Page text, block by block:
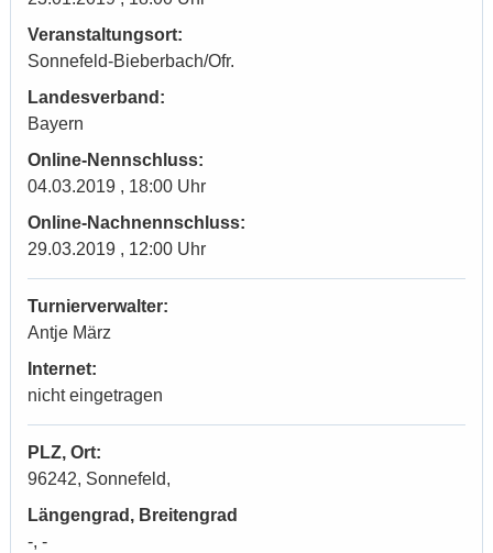
Veranstaltungsort:
Sonnefeld-Bieberbach/Ofr.
Landesverband:
Bayern
Online-Nennschluss:
04.03.2019 , 18:00 Uhr
Online-Nachnennschluss:
29.03.2019 , 12:00 Uhr
Turnierverwalter:
Antje März
Internet:
nicht eingetragen
PLZ, Ort:
96242, Sonnefeld,
Längengrad, Breitengrad
-, -